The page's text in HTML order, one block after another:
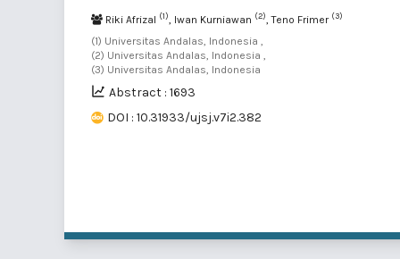
Riki Afrizal (1), Iwan Kurniawan (2), Teno Frimer (3)
(1) Universitas Andalas, Indonesia ,
(2) Universitas Andalas, Indonesia ,
(3) Universitas Andalas, Indonesia
Abstract : 1693
DOI : 10.31933/ujsj.v7i2.382